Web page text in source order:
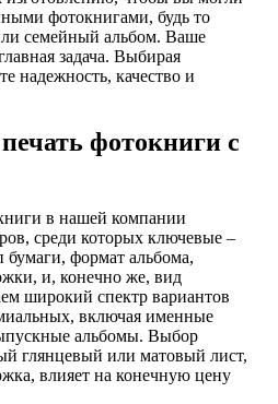
фотокнигами, будь то
семейный альбом. Ваше
задача. Выбирая
надежность, качество и
фотокниги с
в нашей компании
среди которых ключевые –
бумаги, формат альбома,
и, конечно же, вид
широкий спектр вариантов
включая именные
альбомы. Выбор
глянцевый или матовый лист,
влияет на конечную цену